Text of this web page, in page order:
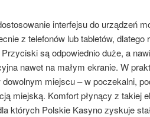
interfejsu do urządzeń
z telefonów lub tabletów, dlatego
są odpowiednio duże, a
nawet na małym ekranie. W
miejscu – w poczekalni,
miejską. Komfort płynący z takiej
których Polskie Kasyno zyskuje